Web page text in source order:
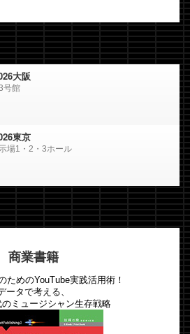
大阪
号館
東京
場1・2・3ホール
商業書籍
ためのYouTube実践活用術！
ータで考える、
ミュージシャン生存戦略